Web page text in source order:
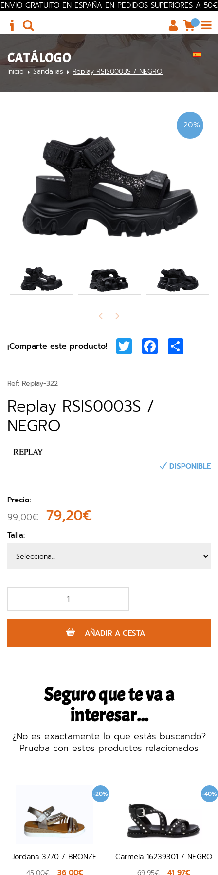
ENVIO GRATUITO EN ESPAÑA EN PEDIDOS SUPERIORES A 50€
CATÁLOGO
Inicio Sandalias Replay RSIS0003S / NEGRO
-20%
¡Comparte este producto! Twitter Facebook
Ref: Replay-322
Replay RSIS0003S /
NEGRO
DISPONIBLE
Precio:
99,00€ 79,20€
Talla:
AÑADIR A CESTA
Seguro que te va a
interesar...
¿No es exactamente lo que estás buscando?
Prueba con estos productos relacionados
-20%
Jordana 3770 / BRONZE
45,00€ 36,00€
-40%
Carmela 16239301 / NEGRO
69,95€ 41,97€